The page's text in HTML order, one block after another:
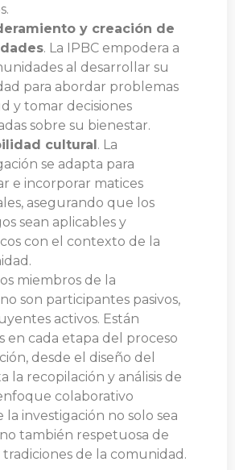
y creación de
. La IPBC empodera a
al desarrollar su
para abordar problemas
y tomar decisiones
sobre su bienestar.
cultural. La
se adapta para
e incorporar matices
asegurando que los
sean aplicables y
con el contexto de la
miembros de la
son participantes pasivos,
activos. Están
en cada etapa del proceso
desde el diseño del
la recopilación y análisis de
colaborativo
la investigación no solo sea
también respetuosa de
tradiciones de la comunidad.